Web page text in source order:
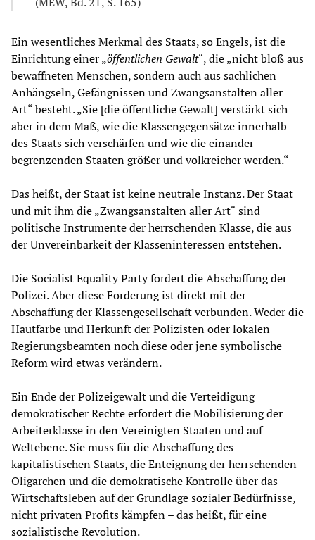
Ein wesentliches Merkmal des Staats, so Engels, ist die
Einrichtung einer „öffentlichen Gewalt“, die „nicht bloß aus
bewaffneten Menschen, sondern auch aus sachlichen
Anhängseln, Gefängnissen und Zwangsanstalten aller
Art“ besteht. „Sie [die öffentliche Gewalt] verstärkt sich
aber in dem Maß, wie die Klassengegensätze innerhalb
des Staats sich verschärfen und wie die einander
begrenzenden Staaten größer und volkreicher werden.“
Das heißt, der Staat ist keine neutrale Instanz. Der Staat
und mit ihm die „Zwangsanstalten aller Art“ sind
politische Instrumente der herrschenden Klasse, die aus
der Unvereinbarkeit der Klasseninteressen entstehen.
Die Socialist Equality Party fordert die Abschaffung der
Polizei. Aber diese Forderung ist direkt mit der
Abschaffung der Klassengesellschaft verbunden. Weder die
Hautfarbe und Herkunft der Polizisten oder lokalen
Regierungsbeamten noch diese oder jene symbolische
Reform wird etwas verändern.
Ein Ende der Polizeigewalt und die Verteidigung
demokratischer Rechte erfordert die Mobilisierung der
Arbeiterklasse in den Vereinigten Staaten und auf
Weltebene. Sie muss für die Abschaffung des
kapitalistischen Staats, die Enteignung der herrschenden
Oligarchen und die demokratische Kontrolle über das
Wirtschaftsleben auf der Grundlage sozialer Bedürfnisse,
nicht privaten Profits kämpfen – das heißt, für eine
sozialistische Revolution.